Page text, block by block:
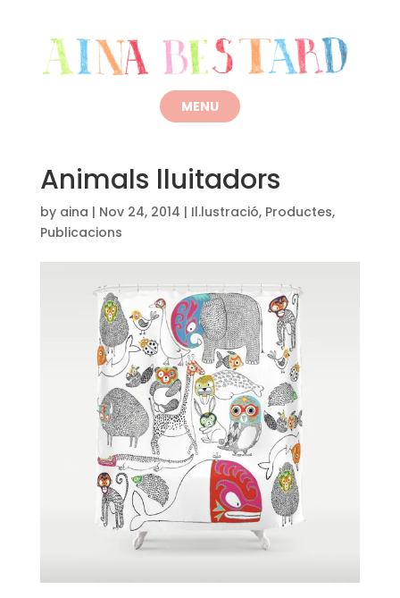
Animals lluitadors
by aina | Nov 24, 2014 | Il.lustració, Productes,
Publicacions